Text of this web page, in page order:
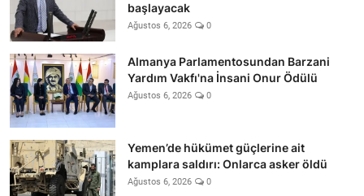
başlayacak
Ağustos 6, 2026 0
Almanya Parlamentosundan Barzani
Yardım Vakfı'na İnsani Onur Ödülü
Ağustos 6, 2026 0
Yemen’de hükümet güçlerine ait
kamplara saldırı: Onlarca asker öldü
Ağustos 6, 2026 0